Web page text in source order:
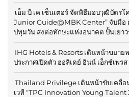
เอ็ม บี เค เซ็นเตอร์ จัดพิธีมอบวุฒิบัตรโ
Junior Guide@MBK Center” จับมือ
ปทุมวัน ส่งต่อทักษะแห่งอนาคต ปั้นเยา
IHG Hotels & Resorts เดินหน้าขยาย
ประกาศเปิดตัว ฮอลิเดย์ อินน์ เอ็กซ์เพรส
Thailand Privilege เดินหน้าขับเคลื่อ
เวที “TPC Innovation Young